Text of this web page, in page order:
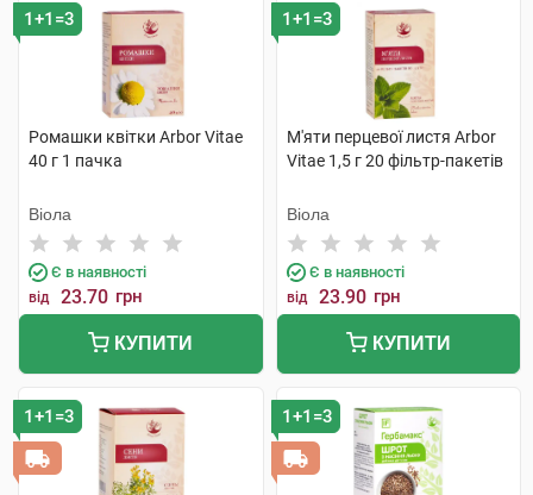
1+1=3
Ромашки квітки Arbor Vitae
40 г 1 пачка
Віола
Є в наявності
від 23.70 грн
КУПИТИ
1+1=3
М'яти перцевої листя Arbor
Vitae 1,5 г 20 фільтр-пакетів
Віола
Є в наявності
від 23.90 грн
КУПИТИ
1+1=3 1+1=3